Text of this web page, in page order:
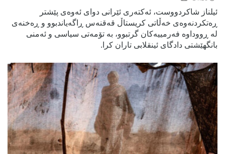
ئیلناز شاکردووست، ئەکتەری ئێرانی دوای ئەوەی پێشتر
ڕەتکردنەوەی خەڵاتی کریستاڵ قەقنەس ڕاگەیاندبوو و ڕەخنەی
لە ڕووداوە فەرمییەکان گرتبوو، بە تۆمەتی سیاسی و ئەمنی
بانگهێشتی دادگای ئینقلابی تاران کرا.